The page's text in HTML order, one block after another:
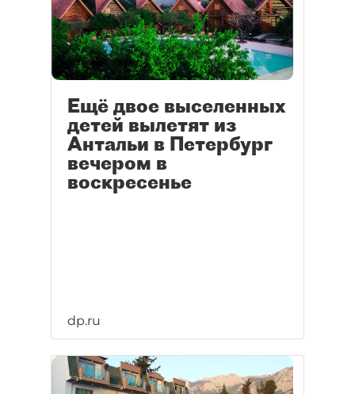
Ещё двое выселенных
детей вылетят из
Антальи в Петербург
вечером в
воскресенье
dp.ru